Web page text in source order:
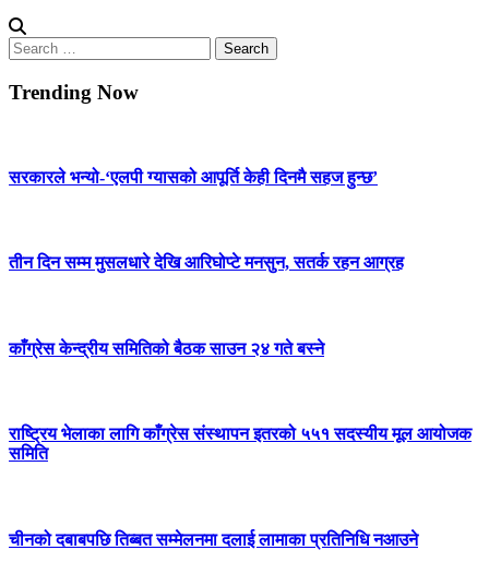
Search
for:
Trending Now
सरकारले भन्यो-‘एलपी ग्यासको आपूर्ति केही दिनमै सहज हुन्छ’
तीन दिन सम्म मुसलधारे देखि आरिघोप्टे मनसुन, सतर्क रहन आग्रह
काँग्रेस केन्द्रीय समितिको बैठक साउन २४ गते बस्ने
राष्ट्रिय भेलाका लागि काँग्रेस संस्थापन इतरको ५५१ सदस्यीय मूल आयोजक
समिति
चीनको दबाबपछि तिब्बत सम्मेलनमा दलाई लामाका प्रतिनिधि नआउने